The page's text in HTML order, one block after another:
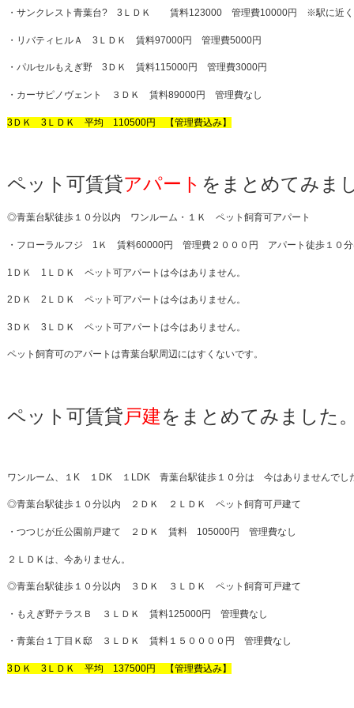
・サンクレスト青葉台? 3ＬＤＫ 賃料123000 管理費10000円 ※駅に近く
・リバティヒルＡ 3ＬＤＫ 賃料97000円 管理費5000円
・パルセルもえぎ野 3ＤＫ 賃料115000円 管理費3000円
・カーサピノヴェント ３ＤＫ 賃料89000円 管理費なし
3ＤＫ 3ＬＤＫ 平均 110500円 【管理費込み】
ペット可賃貸アパート をまとめてみま
◎青葉台駅徒歩１０分以内 ワンルーム・１Ｋ ペット飼育可アパート
・フローラルフジ 1Ｋ 賃料60000円 管理費２０００円 アパート徒歩１０分
1ＤＫ 1ＬＤＫ ペット可アパートは今はありません。
2ＤＫ 2ＬＤＫ ペット可アパートは今はありません。
3ＤＫ 3ＬＤＫ ペット可アパートは今はありません。
ペット飼育可のアパートは青葉台駅周辺にはすくないです。
ペット可賃貸 戸建をまとめてみました
ワンルーム、１K １DK １LDK 青葉台駅徒歩１０分は 今はありませんでし
◎青葉台駅徒歩１０分以内 ２ＤＫ ２ＬＤＫ ペット飼育可戸建て
・つつじが丘公園前戸建て ２ＤＫ 賃料 105000円 管理費なし
２ＬＤＫは、今ありません。
◎青葉台駅徒歩１０分以内 ３ＤＫ ３ＬＤＫ ペット飼育可戸建て
・もえぎ野テラスＢ ３ＬＤＫ 賃料125000円 管理費なし
・青葉台１丁目Ｋ邸 ３ＬＤＫ 賃料１５００００円 管理費なし
3ＤＫ 3ＬＤＫ 平均 137500円 【管理費込み】